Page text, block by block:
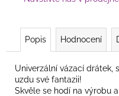
Popis Hodnocení
Univerzální vázací drátek,
uzdu své fantazii!
Skvěle se hodí na výrobu